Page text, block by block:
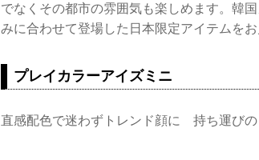
でなくその都市の雰囲気も楽しめます。韓
みに合わせて登場した日本限定アイテムをお
プレイカラーアイズミニ
直感配色で迷わずトレンド顔に 持ち運びの